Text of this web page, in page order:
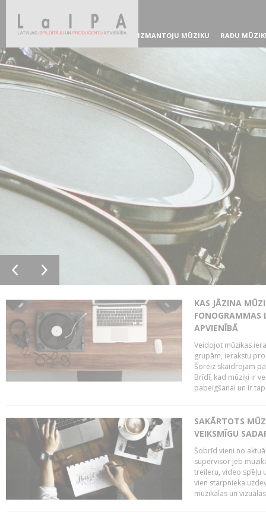
IZMANTOJU MŪZIKU RADU
KAS JĀZINA
FONOGRAMMAS
APVIENĪBĀ
Veidojot mūzikas
grupām, ierakstu
Šoreiz skaidrojam
Brīdī, kad mūziķi ir
pabeigšanai un ir
SAKĀRTOTS
VEIKSMĪGU
Šobrīd vieni no
supervisor jeb
treileru, video spēļu
vien starpnieka
muzikālās un